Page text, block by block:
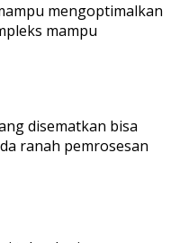
mengoptimalkan
mampu
disematkan bisa
ranah pemrosesan